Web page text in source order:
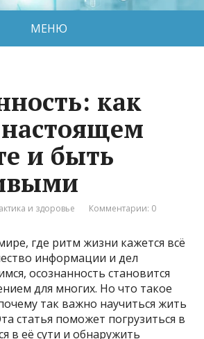
МЕНЮ
как
и быть
и здоровье Комментарии: 0
где ритм жизни кажется всё
информации и дел
осознанность становится
для многих. Но что такое
так важно научиться жить
статья поможет погрузиться в
в её сути и обнаружить